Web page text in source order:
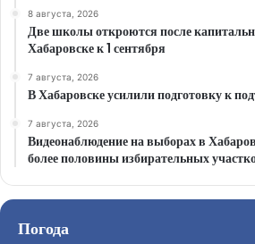
8 августа, 2026
Две школы откроются после
Хабаровске к 1 сентября
7 августа, 2026
В Хабаровске усилили подготовку к
7 августа, 2026
Видеонаблюдение на выборах в
более половины избирательных
Погода